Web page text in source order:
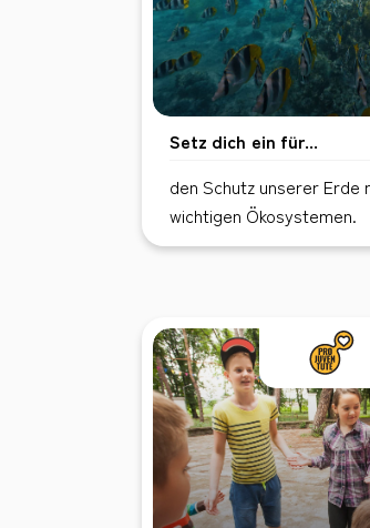
Setz dich ein für...
den Schutz unserer Erde
wichtigen Ökosystemen.